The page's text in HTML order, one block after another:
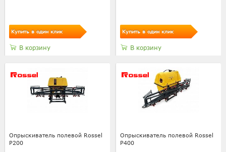
Купить в один клик
В корзину
Купить в один клик
В корзину
Опрыскиватель полевой Rossel
P200
Опрыскиватель полевой Rossel
P400